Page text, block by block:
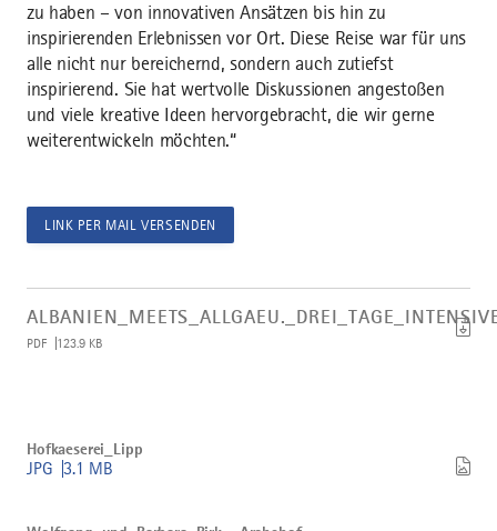
zu haben – von innovativen Ansätzen bis hin zu
inspirierenden Erlebnissen vor Ort. Diese Reise war für uns
alle nicht nur bereichernd, sondern auch zutiefst
inspirierend. Sie hat wertvolle Diskussionen angestoßen
und viele kreative Ideen hervorgebracht, die wir gerne
weiterentwickeln möchten.“
LINK PER MAIL VERSENDEN
PDF 123.9 KB
herunterladen
Hofkaeserei_Lipp
JPG 3.1 MB
herunterladen